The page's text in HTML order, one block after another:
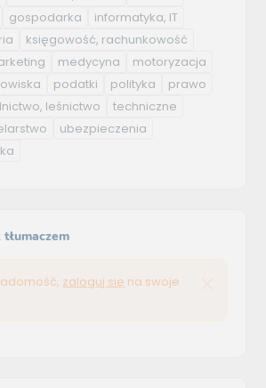
gospodarka
informatyka, IT
księgowość, rachunkowość
medycyna
motoryzacja
podatki polityka
prawo
leśnictwo
techniczne
ubezpieczenia
zaloguj się na swoje